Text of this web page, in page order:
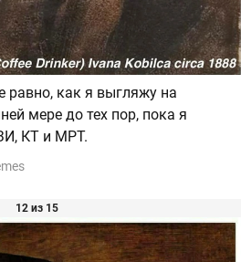
равно, как я выгляжу на
мере до тех пор, пока я
КТ и МРТ.
12 из 15